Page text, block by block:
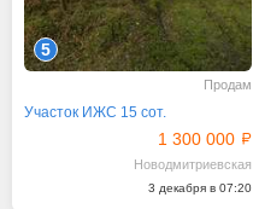
5
Продам
Участок ИЖС 15 сот.
1 300 000
Новодмитриевская
3 декабря в 07:20